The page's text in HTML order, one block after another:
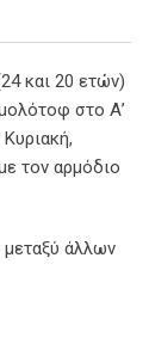
και 20 ετών)
στο Α’
τον αρμόδιο
μεταξύ άλλων